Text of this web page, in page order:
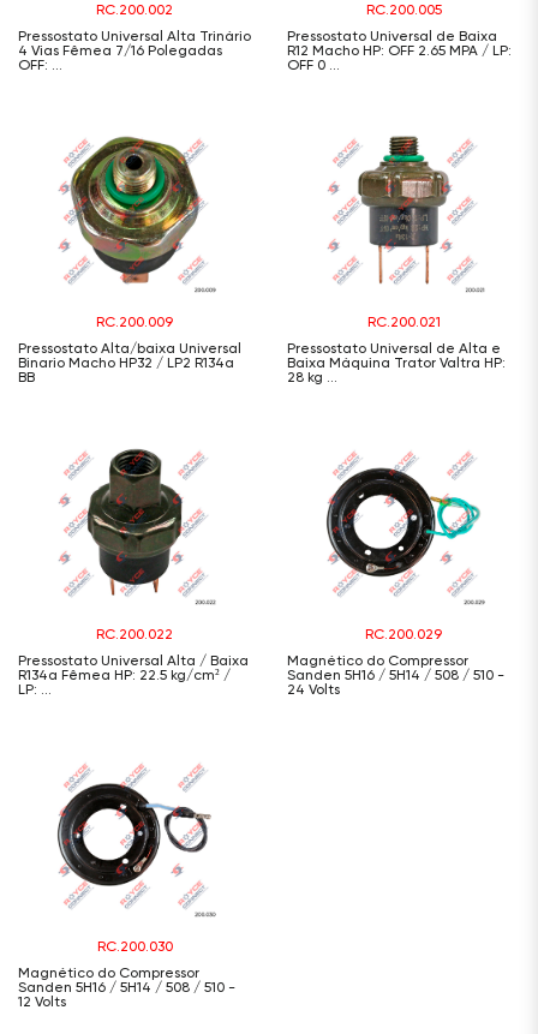
RC.200.002
Pressostato Universal Alta Trinário
4 Vias Fêmea 7/16 Polegadas
OFF: ...
RC.200.005
Pressostato Universal de Baixa
R12 Macho HP: OFF 2.65 MPA / LP:
OFF 0 ...
RC.200.009
Pressostato Alta/baixa Universal
Binario Macho HP32 / LP2 R134a
BB
RC.200.021
Pressostato Universal de Alta e
Baixa Máquina Trator Valtra HP:
28 kg ...
RC.200.022
Pressostato Universal Alta / Baixa
R134a Fêmea HP: 22.5 kg/cm² /
LP: ...
RC.200.029
Magnético do Compressor
Sanden 5H16 / 5H14 / 508 / 510 -
24 Volts
RC.200.030
Magnético do Compressor
Sanden 5H16 / 5H14 / 508 / 510 -
12 Volts